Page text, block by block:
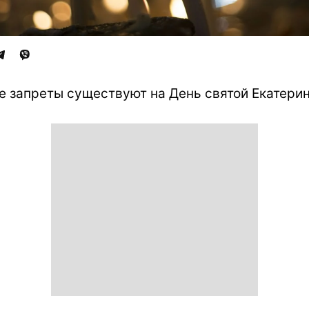
запреты существуют на День святой